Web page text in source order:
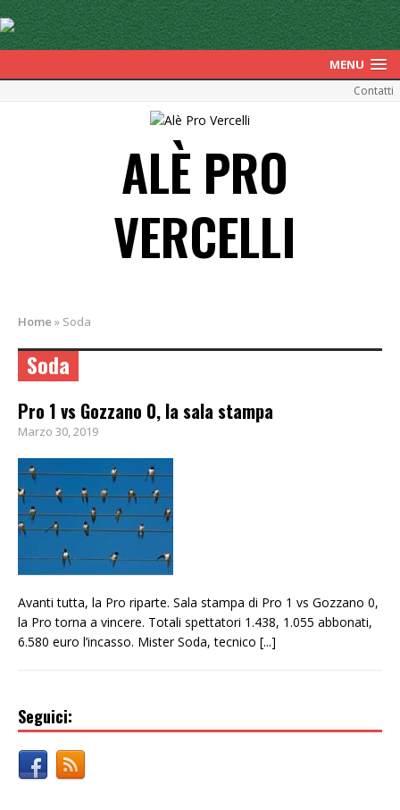
MENU
Contatti
ALÈ PRO
VERCELLI
Home » Soda
Soda
Pro 1 vs Gozzano 0, la sala stampa
Marzo 30, 2019
Avanti tutta, la Pro riparte. Sala stampa di Pro 1 vs Gozzano 0,
la Pro torna a vincere. Totali spettatori 1.438, 1.055 abbonati,
6.580 euro l’incasso. Mister Soda, tecnico [...]
Seguici: